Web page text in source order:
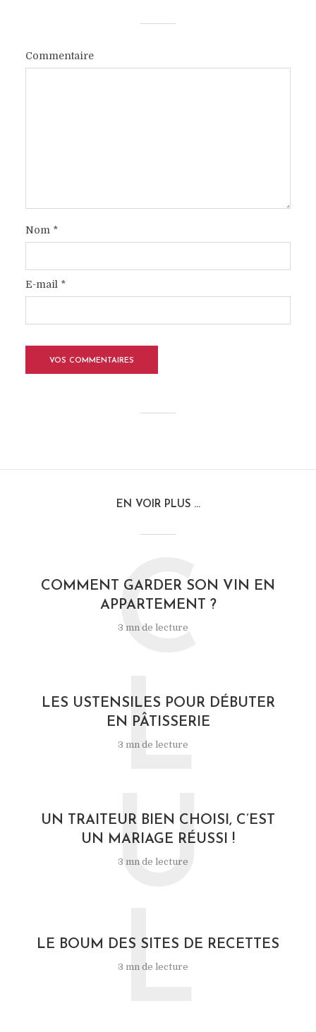
Commentaire
Nom *
E-mail *
EN VOIR PLUS ...
COMMENT GARDER SON VIN EN
APPARTEMENT ?
3 mn de lecture
C
LES USTENSILES POUR DÉBUTER
EN PÂTISSERIE
3 mn de lecture
L
UN TRAITEUR BIEN CHOISI, C’EST
UN MARIAGE RÉUSSI !
3 mn de lecture
U
LE BOUM DES SITES DE RECETTES
3 mn de lecture
L